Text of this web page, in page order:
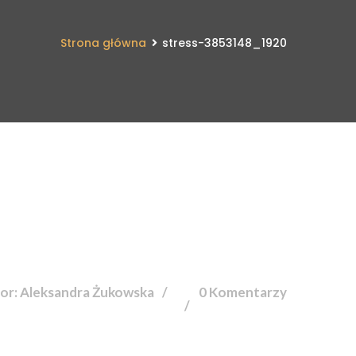
Strona główna stress-3853148_1920
Aleksandra Żukowska 0 Komentarzy